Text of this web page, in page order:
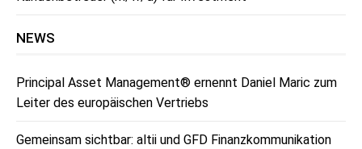
NEWS
Principal Asset Management® ernennt Daniel Maric zum
Leiter des europäischen Vertriebs
Gemeinsam sichtbar: altii und GFD Finanzkommunikation